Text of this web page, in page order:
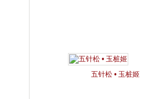
五针松 • 玉桩姬